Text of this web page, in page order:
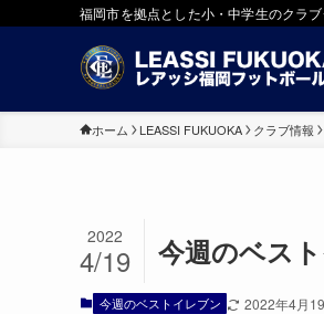
福岡市を拠点とした小・中学生のクラ
ホーム LEASSI FUKUOKA クラブ情報
今週のベス
2022
4/19
今週のベストイレブン 2022年4月